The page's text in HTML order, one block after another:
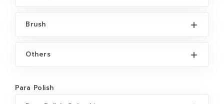
Brush
Others
Para Polish